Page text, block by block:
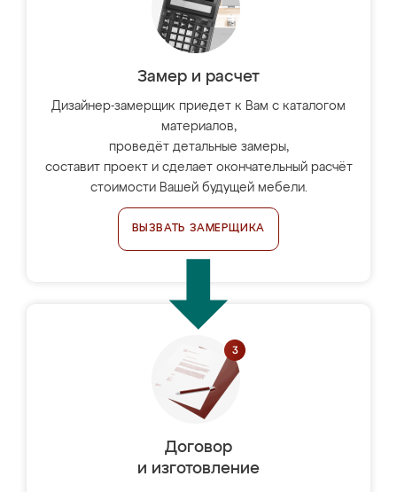
Замер и расчет
Дизайнер-замерщик приедет к Вам с каталогом
материалов,
проведёт детальные замеры,
составит проект и сделает окончательный расчёт
стоимости Вашей будущей мебели.
ВЫЗВАТЬ ЗАМЕРЩИКА
Договор
и изготовление